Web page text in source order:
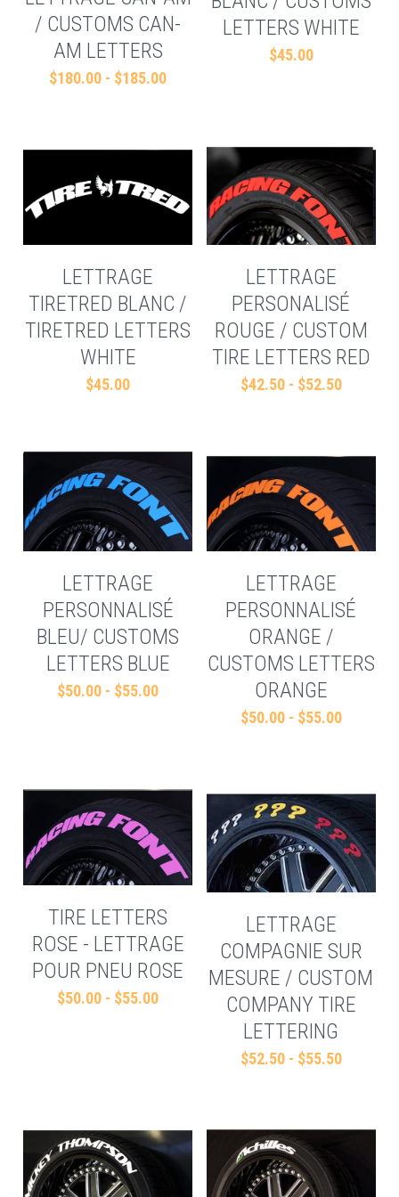
Français
/ CUSTOMS CAN-
AM LETTERS
$180.00 - $185.00
LETTERS WHITE
$45.00
LETTRAGE
TIRETRED BLANC /
TIRETRED LETTERS
WHITE
$45.00
LETTRAGE
PERSONALISÉ
ROUGE / CUSTOM
TIRE LETTERS RED
$42.50 - $52.50
LETTRAGE
PERSONNALISÉ
BLEU/ CUSTOMS
LETTERS BLUE
$50.00 - $55.00
LETTRAGE
PERSONNALISÉ
ORANGE /
CUSTOMS LETTERS
ORANGE
$50.00 - $55.00
TIRE LETTERS
ROSE - LETTRAGE
POUR PNEU ROSE
$50.00 - $55.00
LETTRAGE
COMPAGNIE SUR
MESURE / CUSTOM
COMPANY TIRE
LETTERING
$52.50 - $55.50